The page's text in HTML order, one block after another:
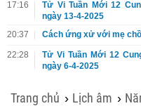
17:16
Tử Vi Tuần Mới 12
ngày 13-4-2025
20:37
Cách ứng xử với mẹ
22:28
Tử Vi Tuần Mới 12
ngày 6-4-2025
Trang chủ › Lịch âm ›